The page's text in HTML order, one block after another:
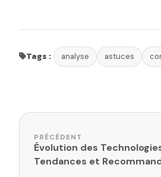
Tags : analyse astuces
Navigation de
PRÉCÉDENT
Évolution des
Tendances et